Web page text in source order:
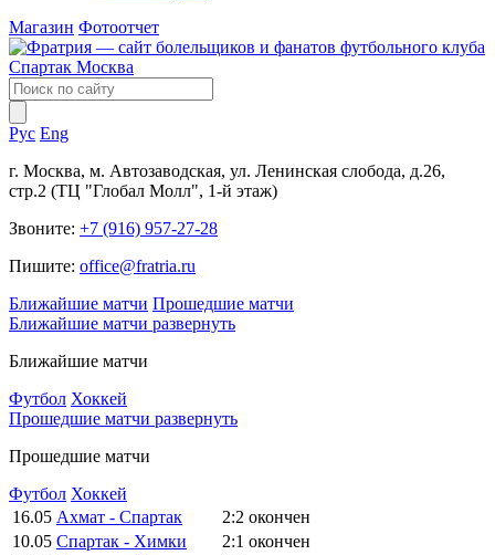
Магазин Фотоотчет
Рус Eng
г. Москва, м. Автозаводская, ул. Ленинская слобода, д.26,
стр.2 (ТЦ "Глобал Молл", 1-й этаж)
Звоните: +7 (916) 957-27-28
Пишите: office@fratria.ru
Ближайшие матчи Прошедшие матчи
Ближайшие матчи развернуть
Ближайшие матчи
Футбол Хоккей
Прошедшие матчи развернуть
Прошедшие матчи
Футбол Хоккей
16.05 Ахмат - Спартак 2:2 окончен
10.05 Спартак - Химки 2:1 окончен